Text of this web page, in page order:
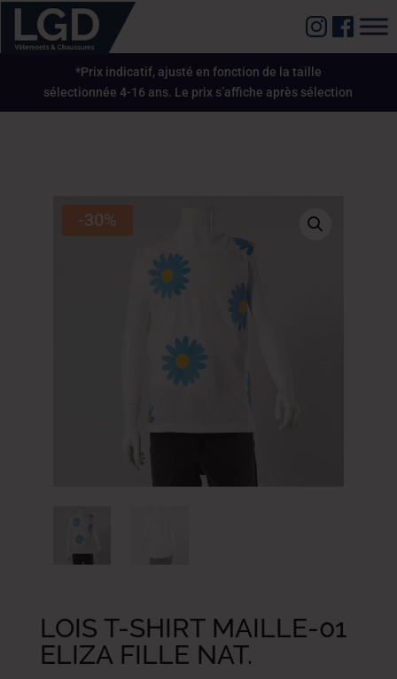
*Prix indicatif, ajusté en fonction de la taille
sélectionnée 4-16 ans. Le prix s’affiche après sélection
-30%
LOIS T-SHIRT MAILLE-01
ELIZA FILLE NAT.